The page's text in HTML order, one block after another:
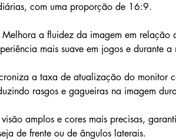
com uma proporção de 16:9.
a fluidez da imagem em relação
mais suave em jogos e durante a
a taxa de atualização do monitor
rasgos e gagueiras na imagem
amplos e cores mais precisas,
de frente ou de ângulos laterais.